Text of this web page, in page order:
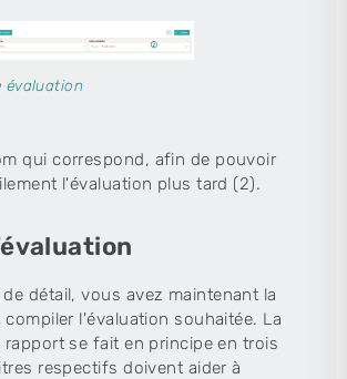
évaluation
qui correspond, afin de pouvoir
l'évaluation plus tard (2).
de détail, vous avez maintenant la
compiler l'évaluation souhaitée. La
rapport se fait en principe en trois
respectifs doivent aider à